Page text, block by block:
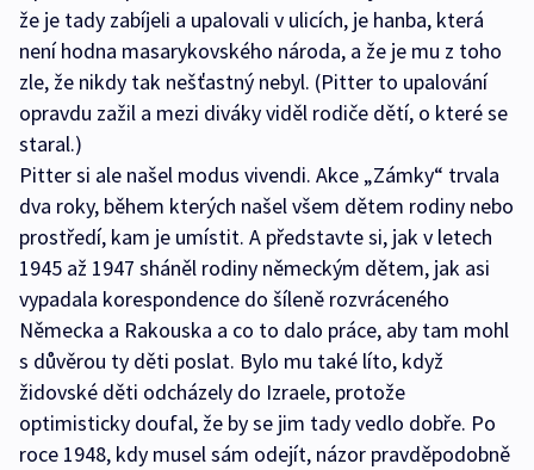
že je tady zabíjeli a upalovali v ulicích, je hanba, která
není hodna masarykovského národa, a že je mu z toho
zle, že nikdy tak nešťastný nebyl. (Pitter to upalování
opravdu zažil a mezi diváky viděl rodiče dětí, o které se
staral.)
Pitter si ale našel modus vivendi. Akce „Zámky“ trvala
dva roky, během kterých našel všem dětem rodiny nebo
prostředí, kam je umístit. A představte si, jak v letech
1945 až 1947 sháněl rodiny německým dětem, jak asi
vypadala korespondence do šíleně rozvráceného
Německa a Rakouska a co to dalo práce, aby tam mohl
s důvěrou ty děti poslat. Bylo mu také líto, když
židovské děti odcházely do Izraele, protože
optimisticky doufal, že by se jim tady vedlo dobře. Po
roce 1948, kdy musel sám odejít, názor pravděpodobně